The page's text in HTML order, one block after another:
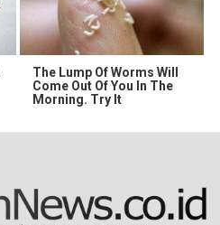
The Lump Of Worms Will
Come Out Of You In The
Morning. Try It